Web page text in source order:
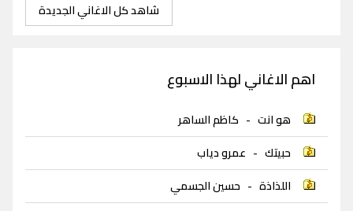
شاهد كل الاغاني الجديدة
اهم الاغاني لهذا الاسبوع
هو انت - كاظم الساهر
حبيتك - عمرو دياب
اللذاذة - حسين الجسمي